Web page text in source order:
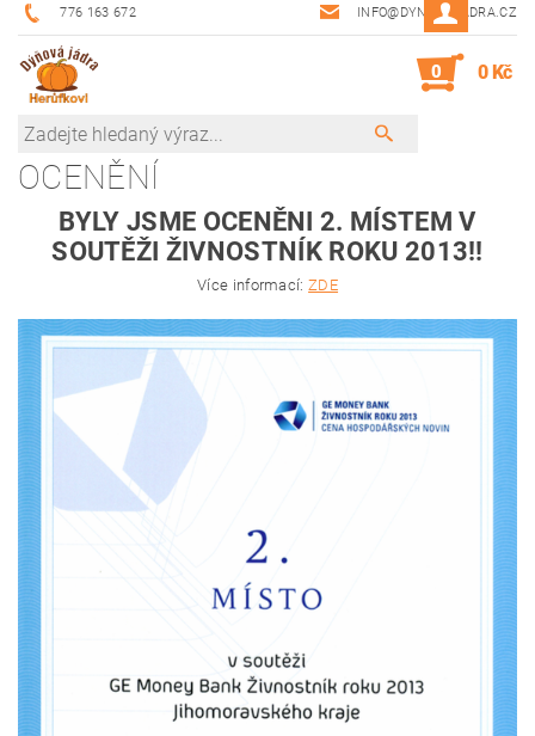
776 163 672 INFO@DYNOVAJADRA.CZ
0 0 Kč
OCENĚNÍ
BYLY JSME OCENĚNI 2. MÍSTEM V
SOUTĚŽI ŽIVNOSTNÍK ROKU 2013!!
Více informací:ZDE